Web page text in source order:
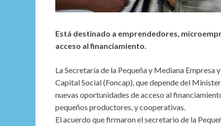
Está destinado a emprendedores,
acceso al financiamiento.
La Secretaría de la Pequeña y Mediana
Capital Social (Foncap), que depende del
nuevas oportunidades de acceso al
pequeños productores, y cooperativas.
El acuerdo que firmaron el secretario de la